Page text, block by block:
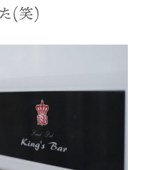
(笑)